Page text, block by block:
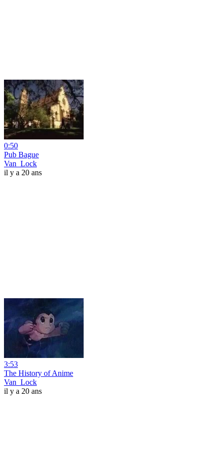
0:50
Pub Bague
Van_Lock
il y a 20 ans
3:53
The History of Anime
Van_Lock
il y a 20 ans